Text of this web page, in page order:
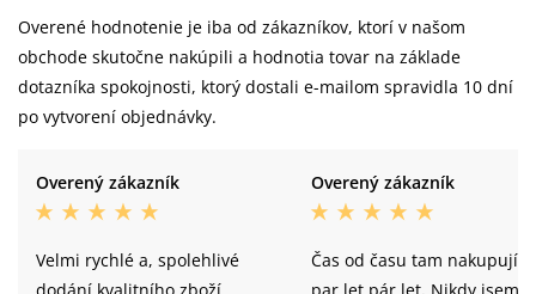
Overené hodnotenie je iba od zákazníkov, ktorí v našom
obchode skutočne nakúpili a hodnotia tovar na základe
dotazníka spokojnosti, ktorý dostali e-mailom spravidla 10 dní
po vytvorení objednávky.
Overený zákazník
Velmi rychlé a, spolehlivé
dodání kvalitního zboží
Overený zákazník
Čas od času tam nakupují
par let pár let. Nikdy jsem